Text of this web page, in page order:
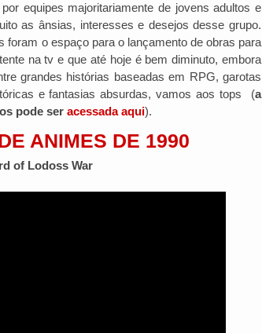
equipes majoritariamente de jovens adultos e
as ânsias, interesses e desejos desse grupo.
o espaço para o lançamento de obras para
na tv e que até hoje é bem diminuto, embora
grandes histórias baseadas em RPG, garotas
e fantasias absurdas, vamos aos tops (a
pode ser acessada aqui).
ANIMES DE 1990
of Lodoss War